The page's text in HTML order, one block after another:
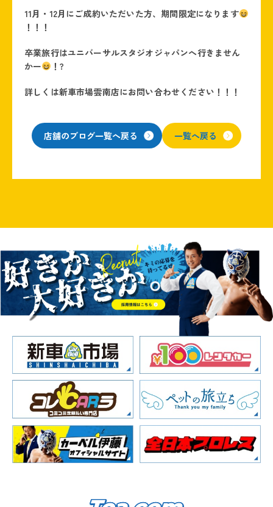
11月・12月にご成約いただいた方、期間限定になります
！！！
卒業旅行はユニバーサルスタジオジャパンへ行きません
かー
！?
詳しくは新車市場雲南店にお問い合わせください！！！
店舗のブログ一覧へ戻る 一覧へ戻る